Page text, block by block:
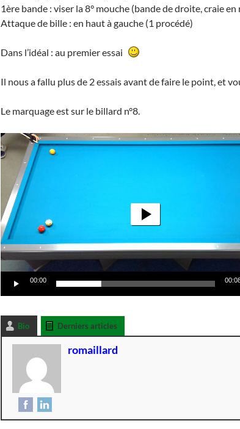
1ère bande : viser la 8° mouche (bande de droite, craie en
Attaque de bille : en haut à gauche (1 procédé)
Dans l’idéal : au premier essai
Il nous a fallu plus de 2 essais avant de faire le point, et
Le marquage est sur le billard n°8.
Lecteur
vidéo
00:00
Bio Derniers articles
romaillard